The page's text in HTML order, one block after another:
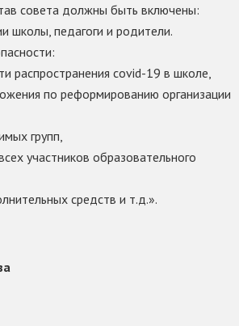
совета должны быть включены:
школы, педагоги и родители.
распространения covid-19 в школе,
по реформированию организации
групп,
участников образовательного
средств и т.д.».